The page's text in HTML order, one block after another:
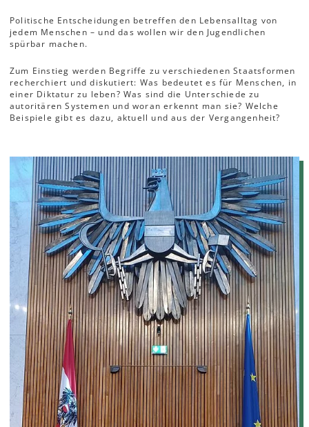
Politische Entscheidungen betreffen den Lebensalltag von
jedem Menschen – und das wollen wir den Jugendlichen
spürbar machen.
Zum Einstieg werden Begriffe zu verschiedenen Staatsformen
recherchiert und diskutiert: Was bedeutet es für Menschen, in
einer Diktatur zu leben? Was sind die Unterschiede zu
autoritären Systemen und woran erkennt man sie? Welche
Beispiele gibt es dazu, aktuell und aus der Vergangenheit?